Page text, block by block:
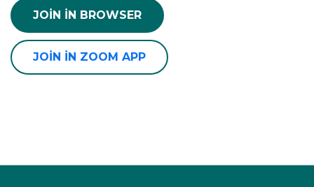
JOIN IN BROWSER
JOIN IN ZOOM APP